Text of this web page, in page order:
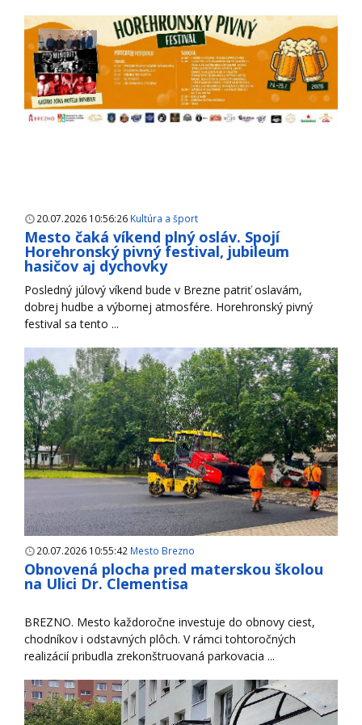
20.07.2026 10:56:26 Kultúra a šport
Mesto čaká víkend plný osláv. Spojí
Horehronský pivný festival, jubileum
hasičov aj dychovky
Posledný júlový víkend bude v Brezne patriť oslavám,
dobrej hudbe a výbornej atmosfére. Horehronský pivný
festival sa tento ...
20.07.2026 10:55:42 Mesto Brezno
Obnovená plocha pred materskou školou
na Ulici Dr. Clementisa
BREZNO. Mesto každoročne investuje do obnovy ciest,
chodníkov i odstavných plôch. V rámci tohtoročných
realizácií pribudla zrekonštruovaná parkovacia ...